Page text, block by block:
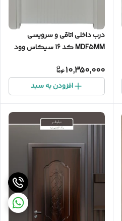
درب داخلی اتاقی و سرویسی
MDF5MM کد 16 سیکاس وود
10,350,000
افزودن به سبد